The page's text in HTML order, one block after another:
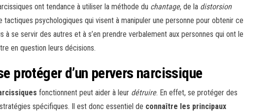
ont tendance à utiliser la méthode du chantage, de la distorsion
tactiques psychologiques qui visent à manipuler une personne pour obtenir ce
à se servir des autres et à s’en prendre verbalement aux personnes qui ont le
en question leurs décisions.
protéger d’un pervers narcissique
fonctionnent peut aider à leur détruire. En effet, se protéger des
spécifiques. Il est donc essentiel de connaître les principaux